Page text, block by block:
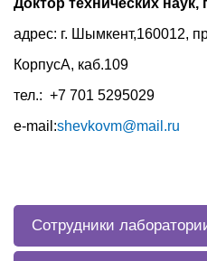
адрес: г. Шымкент,160012,
КорпусА, каб.109
тел.: +7 701 5295029
e-mail:shevkovm@mail.ru
Сотрудники